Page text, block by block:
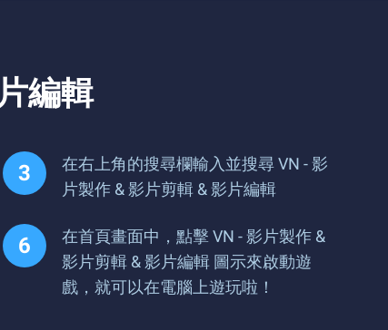
編輯
在右上角的搜尋欄輸入並搜尋 VN - 影
片製作 & 影片剪輯 & 影片編輯
在首頁畫面中，點擊 VN - 影片製作 &
影片剪輯 & 影片編輯 圖示來啟動遊
戲，就可以在電腦上遊玩啦！